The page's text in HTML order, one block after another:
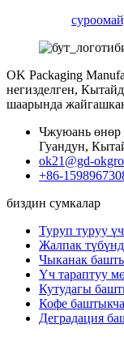
суроо
OK Packaging
негизделген,
шаарында
Чжуюань өнөр
Гуандун,
ok21@gd-
+86-
биздин сумкалар
Туруп туруу
Жалпак
Чыканак
Үч тараптуу
Кутудагы
Кофе
Деградация